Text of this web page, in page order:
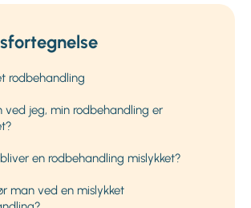
rodbehandling
ved jeg, min rodbehandling er
en rodbehandling mislykket?
man ved en mislykket